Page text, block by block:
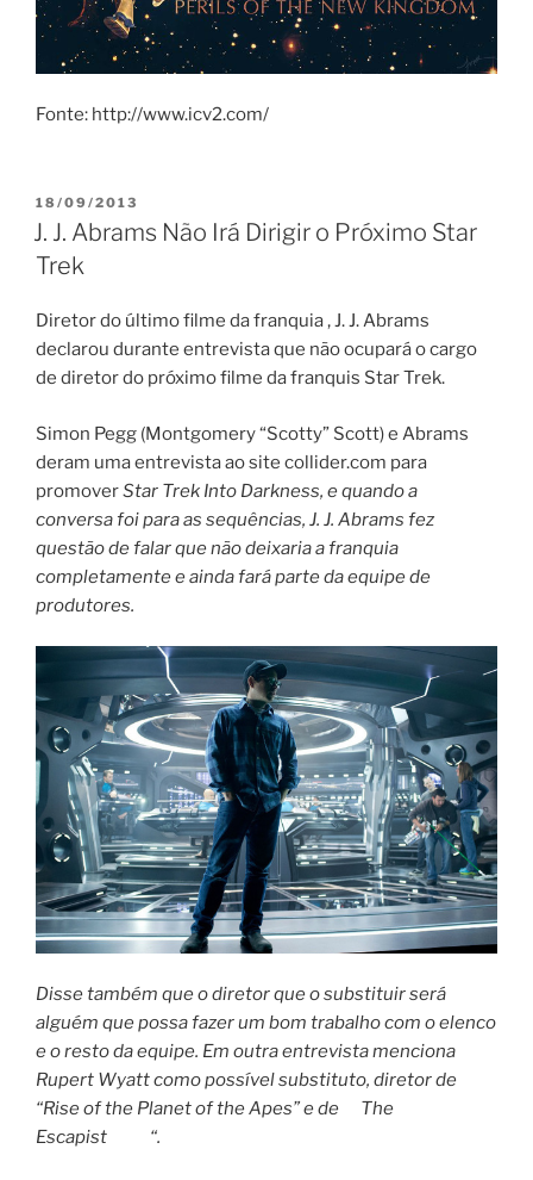
Fonte: http://www.icv2.com/
PUBLICADO
EM
18/09/2013
J. J. Abrams Não Irá Dirigir o Próximo Star
Trek
Diretor do último filme da franquia , J. J. Abrams
declarou durante entrevista que não ocupará o cargo
de diretor do próximo filme da franquis Star Trek.
Simon Pegg (Montgomery “Scotty” Scott) e Abrams
deram uma entrevista ao site collider.com para
promoverStar Trek Into Darkness, e quando a
conversa foi para as sequências, J. J. Abrams fez
questão de falar que não deixaria a franquia
completamente e ainda fará parte da equipe de
produtores.
Disse também que o diretor que o substituir será
alguém que possa fazer um bom trabalho com o elenco
e o resto da equipe. Em outra entrevista menciona
Rupert Wyatt como possível substituto, diretor de
“Rise of the Planet of the Apes” e de The
Escapist “.